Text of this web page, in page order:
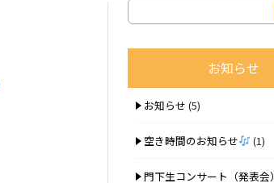
お知らせ
お知らせ (5)
空き時間のお知らせ (1)
門下生コンサート（発表会）